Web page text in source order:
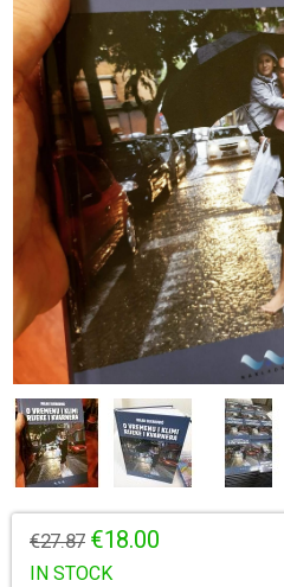
€27.87 €18.00
IN STOCK